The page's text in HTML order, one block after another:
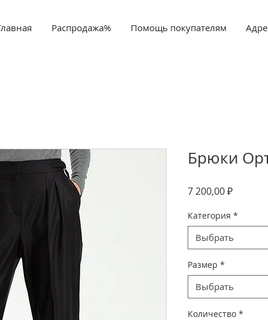
Распродажа% Помощь покупателям
Брюки
7 200,00 ₽Цена
Категория *
Выбрать
Размер *
Выбрать
Количество *